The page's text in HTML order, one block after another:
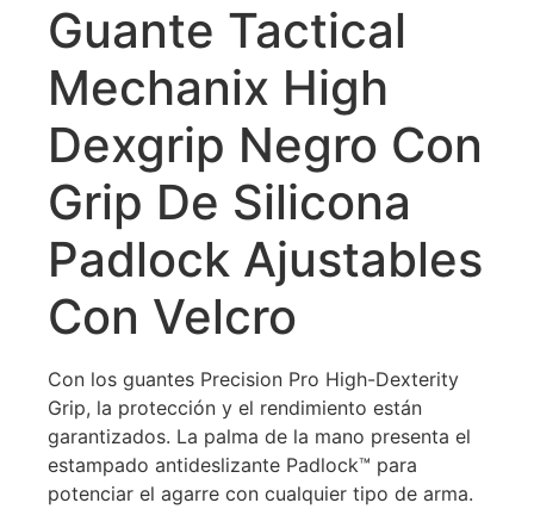
Guante Tactical
Mechanix High
Dexgrip Negro Con
Grip De Silicona
Padlock Ajustables
Con Velcro
Con los guantes Precision Pro High-Dexterity
Grip, la protección y el rendimiento están
garantizados. La palma de la mano presenta el
estampado antideslizante Padlock™ para
potenciar el agarre con cualquier tipo de arma.